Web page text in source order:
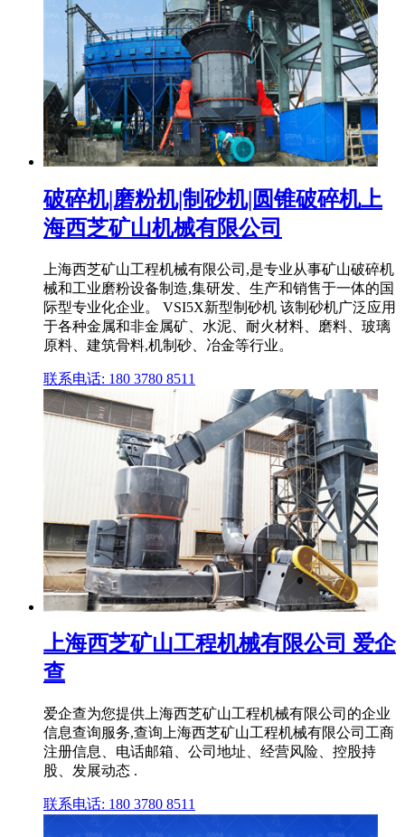
破碎机|磨粉机|制砂机|圆锥破碎机上
海西芝矿山机械有限公司
上海西芝矿山工程机械有限公司,是专业从事矿山破碎机
械和工业磨粉设备制造,集研发、生产和销售于一体的国
际型专业化企业。 VSI5X新型制砂机 该制砂机广泛应用
于各种金属和非金属矿、水泥、耐火材料、磨料、玻璃
原料、建筑骨料,机制砂、冶金等行业。
联系电话: 180 3780 8511
上海西芝矿山工程机械有限公司 爱企
查
爱企查为您提供上海西芝矿山工程机械有限公司的企业
信息查询服务,查询上海西芝矿山工程机械有限公司工商
注册信息、电话邮箱、公司地址、经营风险、控股持
股、发展动态 .
联系电话: 180 3780 8511